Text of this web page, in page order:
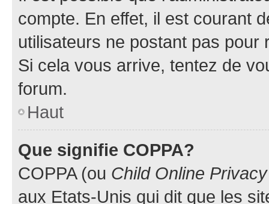
compte. En effet, il est courant
utilisateurs ne postant pas pour
Si cela vous arrive, tentez de
forum.
Haut
Que signifie COPPA?
COPPA (ou Child Online
aux Etats-Unis qui dit que les